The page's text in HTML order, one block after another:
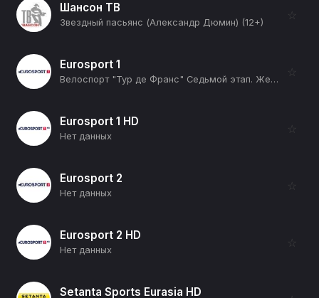
Шансон ТВ
Звездный пасьянс (Александр Дюмин) (12+)
☆
Eurosport 1
Велоспорт "Тур де Франс" Седьмой этап. Женщины. Прямая трансляция (12+)
☆
Eurosport 1 HD
Нет данных
☆
Eurosport 2
Нет данных
☆
Eurosport 2 HD
Нет данных
☆
Setanta Sports Eurasia HD